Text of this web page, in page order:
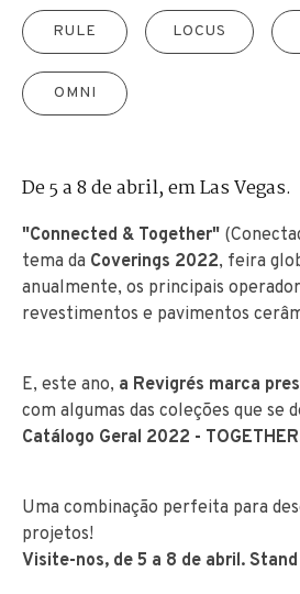
RULE LOCUS
OMNI
De 5 a 8 de abril, em Las Vegas.
"Connected & Together"
tema da Coverings 2022, feira
anualmente, os principais
revestimentos e pavimentos
E, este ano, a Revigrés marca
com algumas das coleções que se
Catálogo Geral 2022 -
Uma combinação perfeita para
projetos!
Visite-nos, de 5 a 8 de abril. Stand